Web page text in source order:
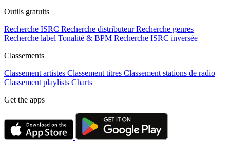
Outils gratuits
Recherche ISRC Recherche distributeur Recherche genres
Recherche label Tonalité & BPM Recherche ISRC inversée
Classements
Classement artistes Classement titres Classement stations de radio
Classement playlists Charts
Get the apps